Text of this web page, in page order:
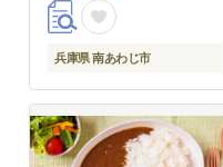
兵庫県 南あわじ市